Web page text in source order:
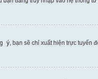
ý , bạn sẽ chỉ xuất hiện trực tuyến